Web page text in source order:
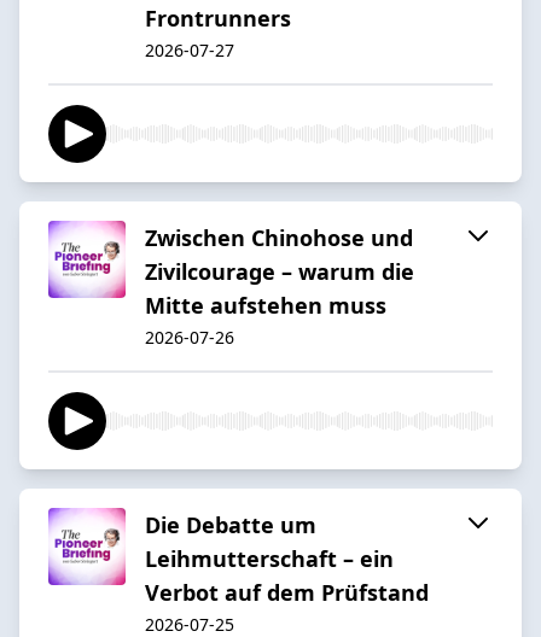
Frontrunners
2026-07-27
Zwischen Chinohose und
Zivilcourage – warum die
Mitte aufstehen muss
2026-07-26
Die Debatte um
Leihmutterschaft – ein
Verbot auf dem Prüfstand
2026-07-25